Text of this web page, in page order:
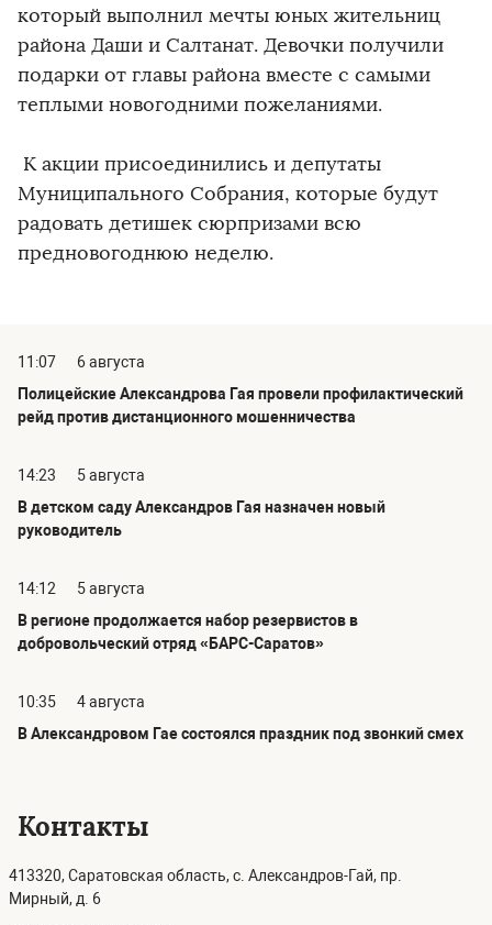
который выполнил мечты юных жительниц
района Даши и Салтанат. Девочки получили
подарки от главы района вместе с самыми
теплыми новогодними пожеланиями.
К акции присоединились и депутаты
Муниципального Собрания, которые будут
радовать детишек сюрпризами всю
предновогоднюю неделю.
11:07
6 августа
Полицейские Александрова Гая провели профилактический
рейд против дистанционного мошенничества
14:23
5 августа
В детском саду Александров Гая назначен новый
руководитель
14:12
5 августа
В регионе продолжается набор резервистов в
добровольческий отряд «БАРС-Саратов»
10:35
4 августа
В Александровом Гае состоялся праздник под звонкий смех
Контакты
413320, Саратовская область, с. Александров-Гай, пр.
Мирный, д. 6